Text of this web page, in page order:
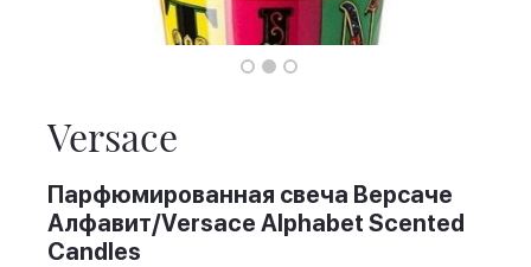
beginning
of
the
images
gallery
Versace
Парфюмированная свеча Версаче
Алфавит/Versace Alphabet Scented
Candles